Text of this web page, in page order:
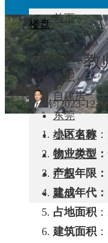
首页
楼盘
学校
住宅
自建房
东莞
城市更新
房产政策
中国
其他
楼盘
【第一教
钧2023-12-01
小区名称
物业类型：
产权年限：
建成年代：
占地面积
建筑面积